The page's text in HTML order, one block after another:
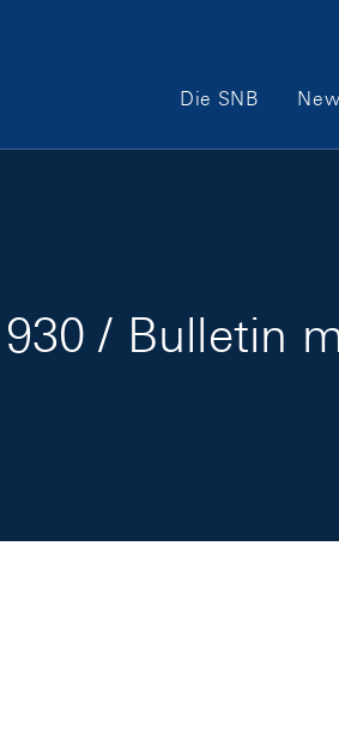
Hauptnavigation
Die SNB
/ Bulletin